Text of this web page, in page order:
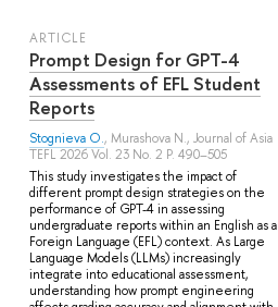
ARTICLE
Prompt Design for GPT-4
Assessments of EFL Student
Reports
Stognieva O.,Murashova N., Journal of Asia
TEFL 2026 Vol. 23 No. 2 P. 490–505
This study investigates the impact of
different prompt design strategies on the
performance of GPT-4 in assessing
undergraduate reports within an English as a
Foreign Language (EFL) context. As Large
Language Models (LLMs) increasingly
integrate into educational assessment,
understanding how prompt engineering